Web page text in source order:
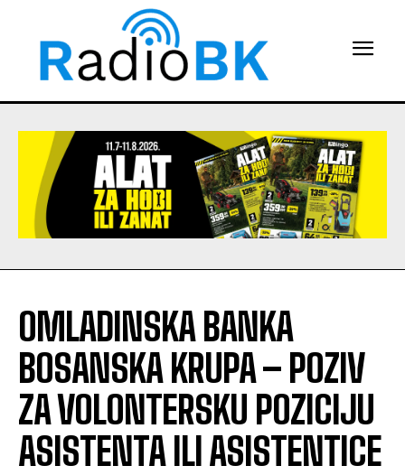
OMLADINSKA BANKA
BOSANSKA KRUPA – POZIV
ZA VOLONTERSKU POZICIJU
ASISTENTA ILI ASISTENTICE